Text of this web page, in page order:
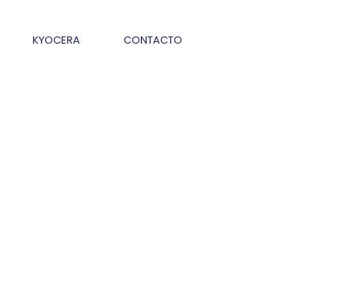
KYOCERA CONTACTO